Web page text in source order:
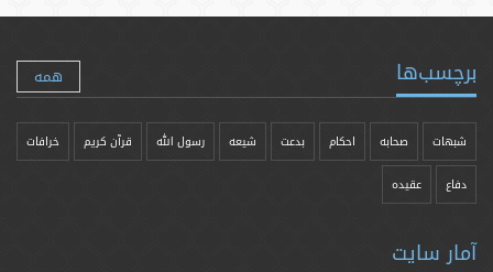
برچسب‌ها همه
شبهات صحابه احکام بدعت شیعه رسول الله قرآن کریم خرافات
دفاع عقیده
آمار سایت